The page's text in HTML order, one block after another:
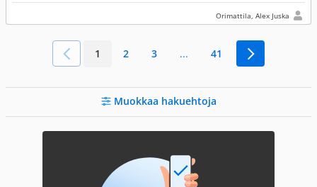
Orimattila, Alex Juska
1 2 3 ... 41
Muokkaa hakuehtoja